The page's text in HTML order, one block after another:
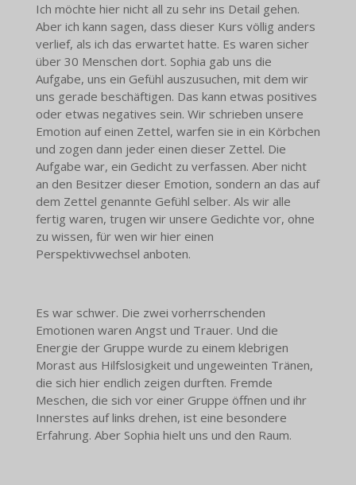
Ich möchte hier nicht all zu sehr ins Detail gehen.
Aber ich kann sagen, dass dieser Kurs völlig anders
verlief, als ich das erwartet hatte. Es waren sicher
über 30 Menschen dort. Sophia gab uns die
Aufgabe, uns ein Gefühl auszusuchen, mit dem wir
uns gerade beschäftigen. Das kann etwas positives
oder etwas negatives sein. Wir schrieben unsere
Emotion auf einen Zettel, warfen sie in ein Körbchen
und zogen dann jeder einen dieser Zettel. Die
Aufgabe war, ein Gedicht zu verfassen. Aber nicht
an den Besitzer dieser Emotion, sondern an das auf
dem Zettel genannte Gefühl selber. Als wir alle
fertig waren, trugen wir unsere Gedichte vor, ohne
zu wissen, für wen wir hier einen
Perspektivwechsel anboten.
Es war schwer. Die zwei vorherrschenden
Emotionen waren Angst und Trauer. Und die
Energie der Gruppe wurde zu einem klebrigen
Morast aus Hilfslosigkeit und ungeweinten Tränen,
die sich hier endlich zeigen durften. Fremde
Meschen, die sich vor einer Gruppe öffnen und ihr
Innerstes auf links drehen, ist eine besondere
Erfahrung. Aber Sophia hielt uns und den Raum.